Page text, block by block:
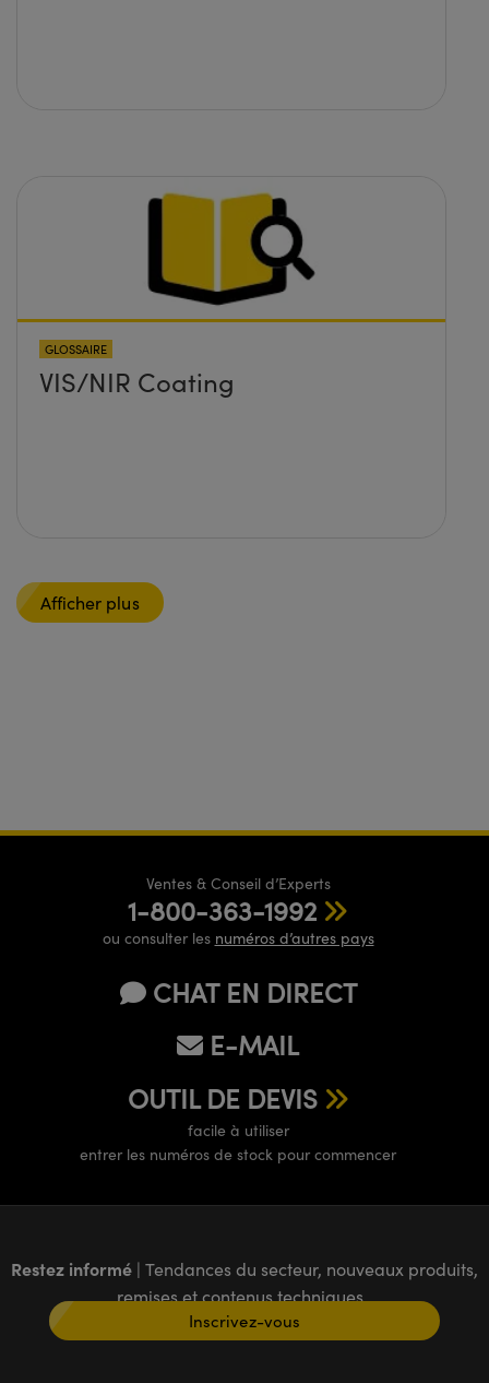
GLOSSAIRE
VIS/NIR Coating
Afficher plus
Ventes & Conseil d’Experts
1-800-363-1992
ou consulter les numéros d’autres pays
CHAT EN DIRECT
E-MAIL
OUTIL DE DEVIS
facile à utiliser
entrer les numéros de stock pour commencer
Restez informé | Tendances du secteur, nouveaux produits,
remises et contenus techniques
Inscrivez-vous